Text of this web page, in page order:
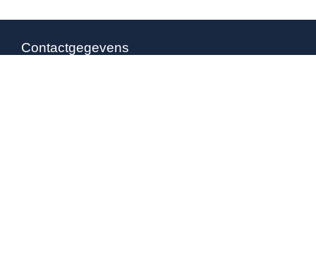
Contactgegevens